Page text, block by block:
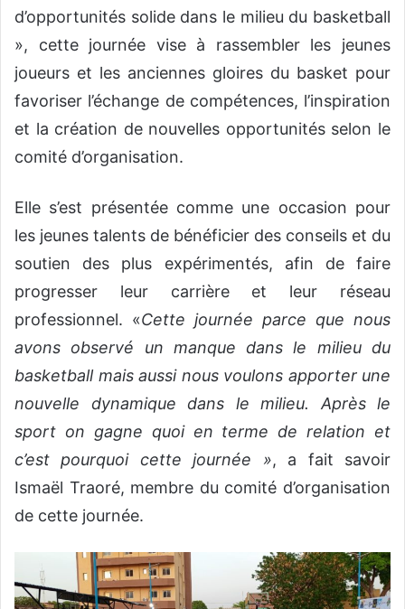
d’opportunités solide dans le milieu du basketball
», cette journée vise à rassembler les jeunes
joueurs et les anciennes gloires du basket pour
favoriser l’échange de compétences, l’inspiration
et la création de nouvelles opportunités selon le
comité d’organisation.
Elle s’est présentée comme une occasion pour
les jeunes talents de bénéficier des conseils et du
soutien des plus expérimentés, afin de faire
progresser leur carrière et leur réseau
professionnel. «Cette journée parce que nous
avons observé un manque dans le milieu du
basketball mais aussi nous voulons apporter une
nouvelle dynamique dans le milieu. Après le
sport on gagne quoi en terme de relation et
c’est pourquoi cette journée », a fait savoir
Ismaël Traoré, membre du comité d’organisation
de cette journée.